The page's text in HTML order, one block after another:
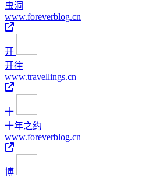
虫洞
www.foreverblog.cn
开
开往
www.travellings.cn
十
十年之约
www.foreverblog.cn
博